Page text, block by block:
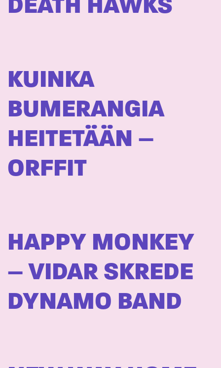
DEATH HAWKS
KUINKA
BUMERANGIA
HEITETÄÄN –
ORFFIT
HAPPY MONKEY
– VIDAR SKREDE
DYNAMO BAND